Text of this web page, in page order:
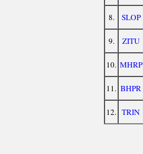
8.
SLOP
9.
ZITU
10. MHRP
11. BHPR
12. TRIN